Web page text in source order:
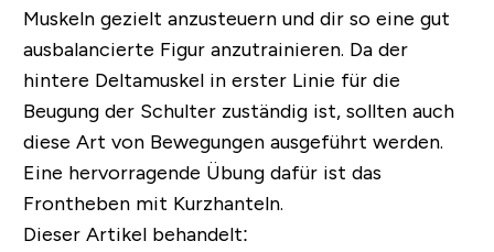
Muskeln gezielt anzusteuern und dir so eine gut
ausbalancierte Figur anzutrainieren. Da der
hintere Deltamuskel in erster Linie für die
Beugung der Schulter zuständig ist, sollten auch
diese Art von Bewegungen ausgeführt werden.
Eine hervorragende Übung dafür ist das
Frontheben mit Kurzhanteln.
Dieser Artikel behandelt: